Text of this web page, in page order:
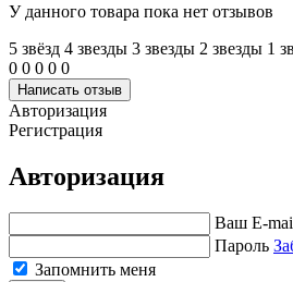
У данного товара пока нет отзывов
5 звёзд 4 звeзды 3 звeзды 2 звeзды 1
0 0 0 0 0
Написать отзыв
Авторизация
Регистрация
Авторизация
Ваш E-
Пароль
Запомнить меня